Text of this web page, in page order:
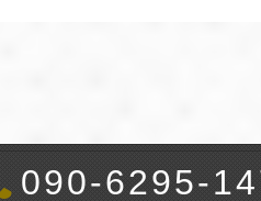
090-6295-